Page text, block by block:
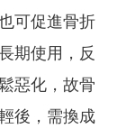
可促進骨折
期使用，反
惡化，故骨
後， 需換成